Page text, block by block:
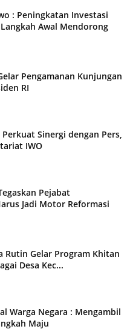
: Peningkatan Investasi
Awal Mendorong
Pengamanan Kunjungan
RI
Sinergi dengan Pers,
IWO
Pejabat
Jadi Motor Reformasi
Rutin Gelar Program Khitan
Desa Kec...
Warga Negara : Mengambil
Maju